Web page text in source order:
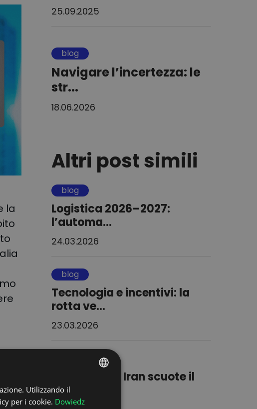
la
25.09.2025
blog
Navigare l’incertezza: le
str...
18.06.2026
Altri post simili
blog
Logistica 2026–2027:
l’automa...
24.03.2026
blog
Tecnologia e incentivi: la
rotta ve...
23.03.2026
Il conflitto in Iran scuote il
tras...
ENGLISH
Utilizzando il
per i cookie. Dowiedz